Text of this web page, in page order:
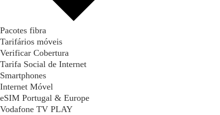
Pacotes fibra
Tarifários móveis
Verificar Cobertura
Tarifa Social de Internet
Smartphones
Internet Móvel
eSIM Portugal & Europe
Vodafone TV PLAY